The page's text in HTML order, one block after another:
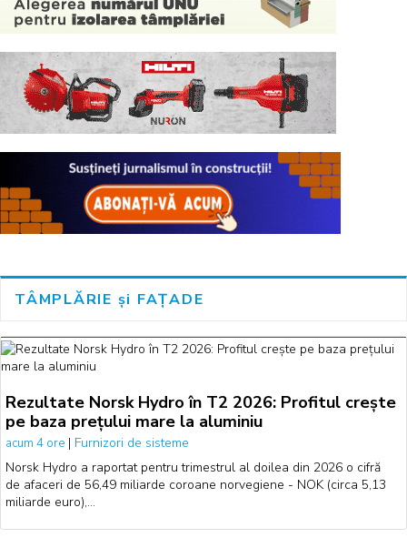
TÂMPLĂRIE și FAȚADE
Rezultate Norsk Hydro în T2 2026: Profitul crește
pe baza prețului mare la aluminiu
acum 4 ore | Furnizori de sisteme
Norsk Hydro a raportat pentru trimestrul al doilea din 2026 o cifră
de afaceri de 56,49 miliarde coroane norvegiene - NOK (circa 5,13
miliarde euro),…